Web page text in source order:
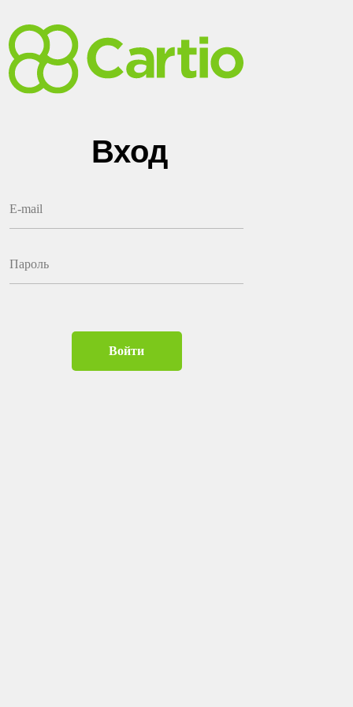
E-mail
Пароль
Войти
Вход